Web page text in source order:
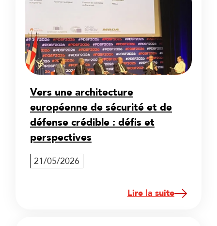
Vers une architecture
européenne de sécurité et de
défense crédible : défis et
perspectives
21/05/2026
Lire la suite